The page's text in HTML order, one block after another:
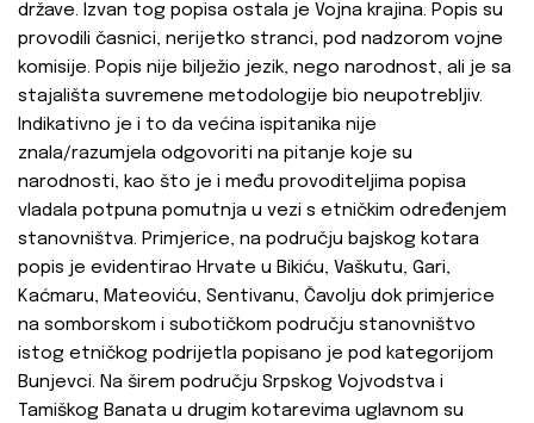
države. Izvan tog popisa ostala je Vojna krajina. Popis su
provodili časnici, nerijetko stranci, pod nadzorom vojne
komisije. Popis nije bilježio jezik, nego narodnost, ali je sa
stajališta suvremene metodologije bio neupotrebljiv.
Indikativno je i to da većina ispitanika nije
znala/razumjela odgovoriti na pitanje koje su
narodnosti, kao što je i među provoditeljima popisa
vladala potpuna pomutnja u vezi s etničkim određenjem
stanovništva. Primjerice, na području bajskog kotara
popis je evidentirao Hrvate u Bikiću, Vaškutu, Gari,
Kaćmaru, Mateoviću, Sentivanu, Čavolju dok primjerice
na somborskom i subotičkom području stanovništvo
istog etničkog podrijetla popisano je pod kategorijom
Bunjevci. Na širem području Srpskog Vojvodstva i
Tamiškog Banata u drugim kotarevima uglavnom su